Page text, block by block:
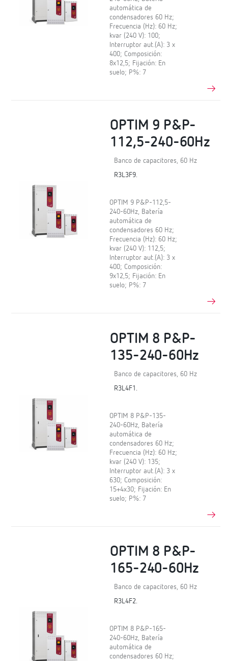
automática de
condensadores 60 Hz;
Frecuencia (Hz): 60 Hz;
kvar (240 V): 100;
Interruptor aut.(A): 3 x
400; Composición:
8x12,5; Fijación: En
suelo; P%: 7
OPTIM 9 P&P-
112,5-240-60Hz
Banco de capacitores, 60 Hz
R3L3F9.
OPTIM 9 P&P-112,5-
240-60Hz, Batería
automática de
condensadores 60 Hz;
Frecuencia (Hz): 60 Hz;
kvar (240 V): 112,5;
Interruptor aut.(A): 3 x
400; Composición:
9x12,5; Fijación: En
suelo; P%: 7
OPTIM 8 P&P-
135-240-60Hz
Banco de capacitores, 60 Hz
R3L4F1.
OPTIM 8 P&P-135-
240-60Hz, Batería
automática de
condensadores 60 Hz;
Frecuencia (Hz): 60 Hz;
kvar (240 V): 135;
Interruptor aut.(A): 3 x
630; Composición:
15+4x30; Fijación: En
suelo; P%: 7
OPTIM 8 P&P-
165-240-60Hz
Banco de capacitores, 60 Hz
R3L4F2.
OPTIM 8 P&P-165-
240-60Hz, Batería
automática de
condensadores 60 Hz;